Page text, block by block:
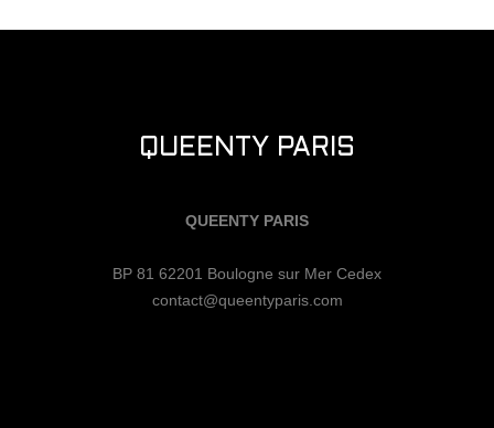
QUEENTY PARIS
QUEENTY PARIS
BP 81 62201 Boulogne sur Mer Cedex
contact@queentyparis.com